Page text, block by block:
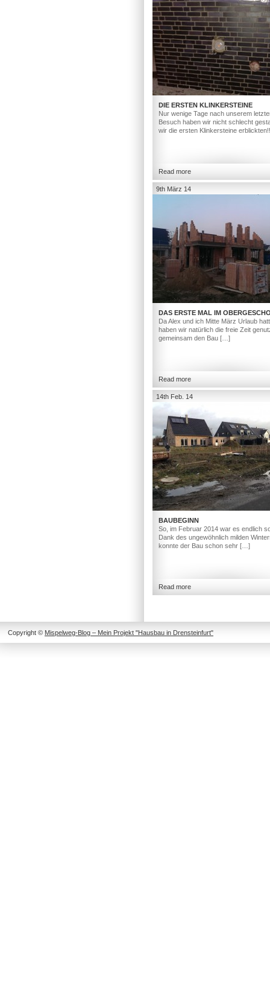
DIE ERSTEN KLINKERSTEINE
Nur wenige Tage nach unserem
Besuch haben wir nicht schlecht
wir die ersten Klinkersteine
Read more
9th März 14
DAS ERSTE MAL IM
Da Alex und ich Mitte März Urlaub
haben wir natürlich die freie Zeit
gemeinsam den Bau […]
Read more
14th Feb. 14
BAUBEGINN
So, im Februar 2014 war es endlich
Dank des ungewöhnlich milden
konnte der Bau schon sehr […]
Read more
Copyright © Mispelweg-Blog – Mein Projekt "Hausbau in Drensteinfurt"